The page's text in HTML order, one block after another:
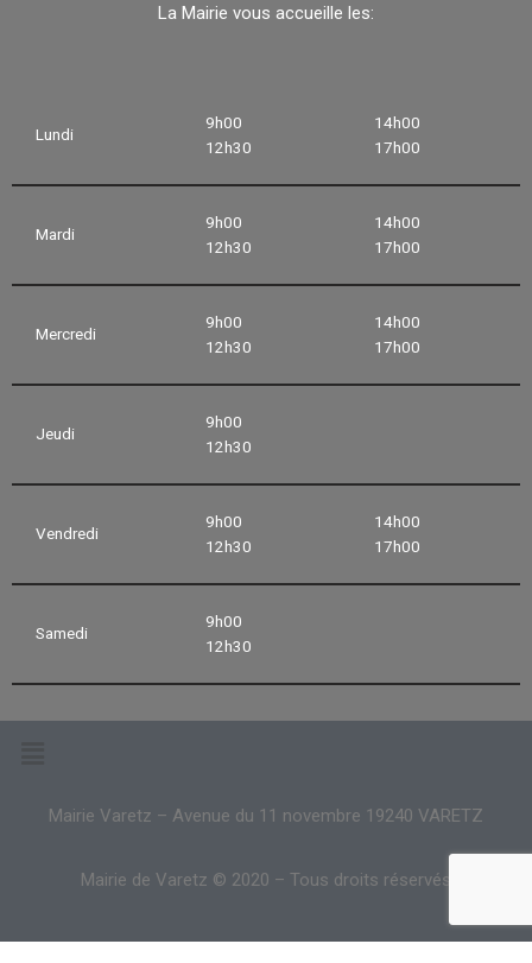
La Mairie vous accueille les:
Lundi
9h00
12h30
14h00
17h00
Mardi
9h00
12h30
14h00
17h00
Mercredi
9h00
12h30
14h00
17h00
Jeudi
9h00
12h30
Vendredi
9h00
12h30
14h00
17h00
Samedi
9h00
12h30
Mairie Varetz – Avenue du 11 novembre 19240 VARETZ
Mairie de Varetz © 2020 – Tous droits réservés